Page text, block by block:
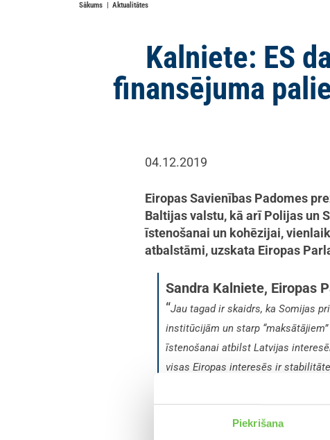
Piekrišana
Sākums Aktualitātes
Kalniete: ES
finansējuma
04.12.2019
Eiropas Savienības Padomes
Baltijas valstu, kā arī Polijas un
īstenošanai un kohēzijai,
atbalstāmi, uzskata Eiropas
Sandra Kalniete, Eiropas
“Jau tagad ir skaidrs, ka Somijas
institūcijām un starp
īstenošanai atbilst Latvijas
visas Eiropas interesēs ir
lai Eiropas Savienība stiprinātu